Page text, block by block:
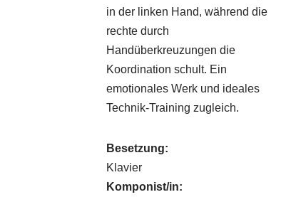
in der linken Hand, während die
rechte durch
Handüberkreuzungen die
Koordination schult. Ein
emotionales Werk und ideales
Technik-Training zugleich.
Besetzung:
Klavier
Komponist/in: